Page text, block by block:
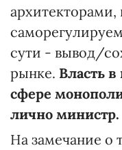
сути - вывод/
рынке. Власть в
сфере
лично министр.
На замечание о